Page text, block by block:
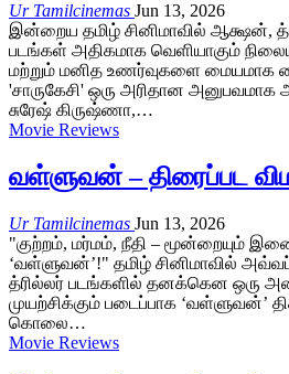
Ur Tamilcinemas Jun 13, 2026
இன்றைய தமிழ் சினிமாவில் ஆக்ஷன்,
படங்கள் அதிகமாக வெளியாகும்
மற்றும் மனித உணர்வுகளை மையமாக
'சாருகேசி' ஒரு அரிதான அனுபவமாக
சுரேஷ் கிருஷ்ணா,…
Movie Reviews
வள்ளுவன் – திரைப்பட
Ur Tamilcinemas Jun 13, 2026
"குற்றம், மர்மம், நீதி – மூன்றையும்
‘வள்ளுவன்’!" தமிழ் சினிமாவில்
த்ரில்லர் படங்களில் தனக்கென ஒரு
முயற்சிக்கும் படைப்பாக ‘வள்ளுவன்’
கொலை…
Movie Reviews